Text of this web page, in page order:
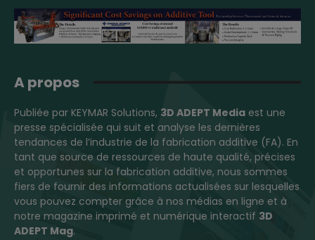
A propos
Publiée par KEYMAR Solutions, 3D ADEPT Media est une
presse spécialisée qui suit et analyse les dernières
tendances de l’industrie de la fabrication additive (FA). En
tant que source de ressources de haute qualité, précises
et opportunes sur la fabrication additive, nous sommes
fiers de fournir des informations actualisées sur lesquelles
vous pouvez compter grâce à nos médias en ligne et à
notre magazine imprimé et numérique interactif 3D
ADEPT Mag.